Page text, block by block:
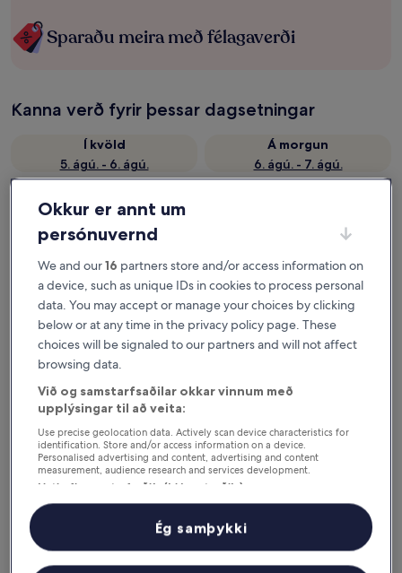
Sparaðu meira með félagaverði
Kanna verð fyrir þessar dagsetningar
Í kvöld
5. ágú. - 6. ágú.
Á morgun
6. ágú. - 7. ágú.
7. ágú. - 9. ágú.
Oregon - hvar er gott að
gista?
Portland (og nágrenni) -
vinsælustu hótelin
The Paramount Hotel
3.5
out
City
Okkur er annt um
persónuvernd
We and our16 partners store and/or access information on
a device, such as unique IDs in cookies to process personal
data. You may accept or manage your choices by clicking
below or at any time in the privacy policy page. These
choices will be signaled to our partners and will not affect
browsing data.
Við og samstarfsaðilar okkar vinnum með
upplýsingar til að veita:
Use precise geolocation data. Actively scan device characteristics for
identification. Store and/or access information on a device.
Personalised advertising and content, advertising and content
measurement, audience research and services development.
Listi yfir samstarfsaðila (þjónustuaðila)
Ég samþykki